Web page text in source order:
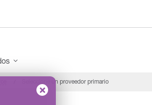
Seleccione un proveedor primario